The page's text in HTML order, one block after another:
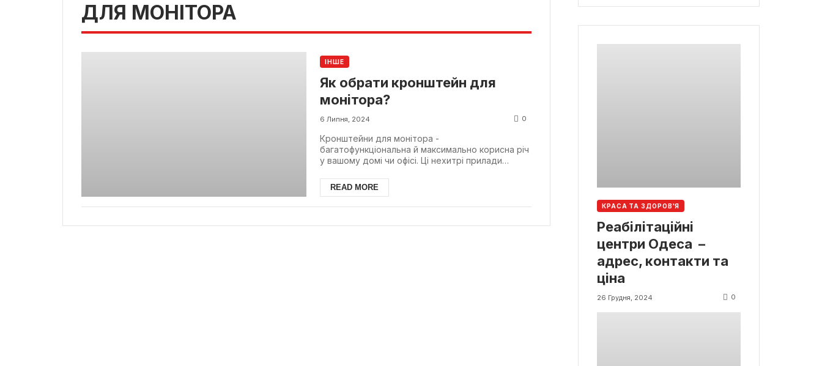
ДЛЯ МОНІТОРА
ІНШЕ
Як обрати кронштейн для
монітора?
6 Липня, 2024 0
Кронштейни для монітора -
багатофункціональна й максимально корисна річ
у вашому домі чи офісі. Ці нехитрі прилади
READ MORE
КРАСА ТА ЗДОРОВ'Я
Реабілітаційні
центри Одеса –
адрес, контакти та
ціна
26 Грудня, 2024 0